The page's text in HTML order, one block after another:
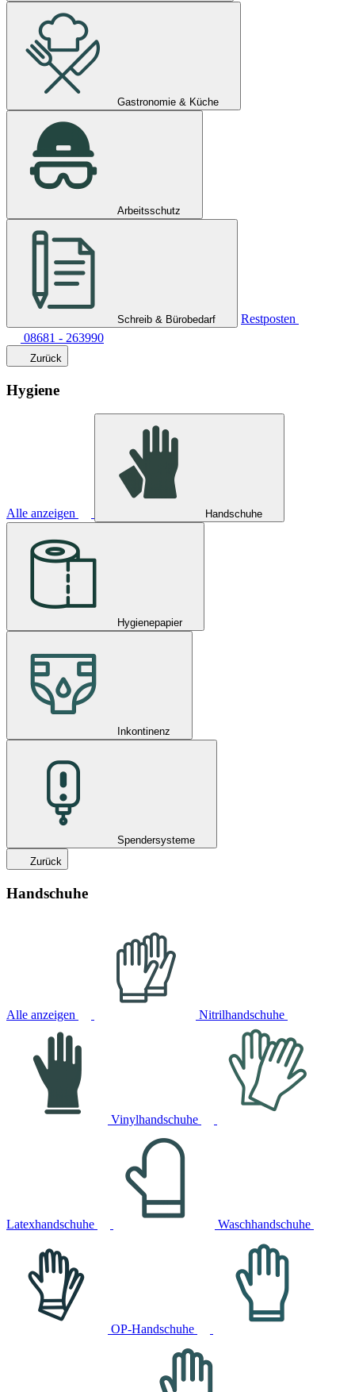
Gastronomie & Küche
Arbeitsschutz
Schreib & Bürobedarf
Restposten
08681 - 263990
Zurück
Hygiene
Alle anzeigen Handschuhe
Hygienepapier
Inkontinenz
Spendersysteme
Zurück
Handschuhe
Alle anzeigen Nitrilhandschuhe
Vinylhandschuhe
Latexhandschuhe Waschhandschuhe
OP-Handschuhe